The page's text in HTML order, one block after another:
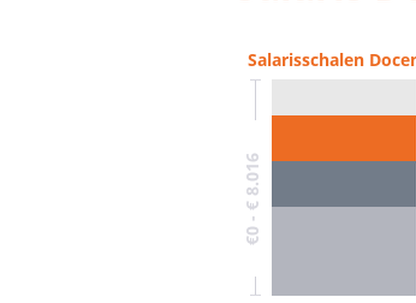
Salarisschalen
€0 - € 8.016